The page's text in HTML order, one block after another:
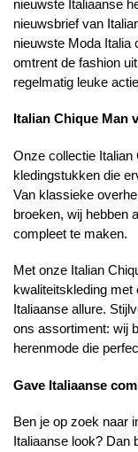
nieuwste Italiaanse
nieuwsbrief van
nieuwste Moda Italia
omtrent de fashion
regelmatig leuke
Italian Chique Man
Onze collectie Italian
kledingstukken die
Van klassieke
broeken, wij hebben
compleet te maken.
Met onze Italian
kwaliteitskleding met
Italiaanse allure.
ons assortiment: wij
herenmode die
Gave Italiaanse
Ben je op zoek naar
Italiaanse look? Dan